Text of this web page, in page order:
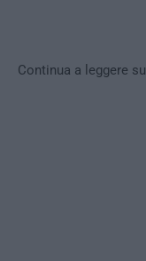
Continua a leggere su